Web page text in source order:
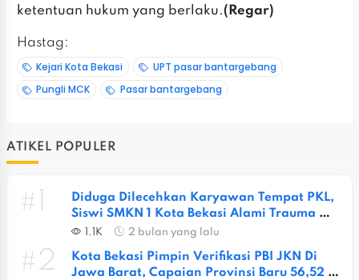
ketentuan hukum yang berlaku.(Regar)
Hastag:
Kejari Kota Bekasi
UPT pasar bantargebang
Pungli MCK
Pasar bantargebang
ATIKEL POPULER
#1
Diduga Dilecehkan Karyawan Tempat PKL,
Siswi SMKN 1 Kota Bekasi Alami Trauma
Berat
1.1K 2 bulan yang lalu
#2
Kota Bekasi Pimpin Verifikasi PBI JKN Di
Jawa Barat, Capaian Provinsi Baru 56,52